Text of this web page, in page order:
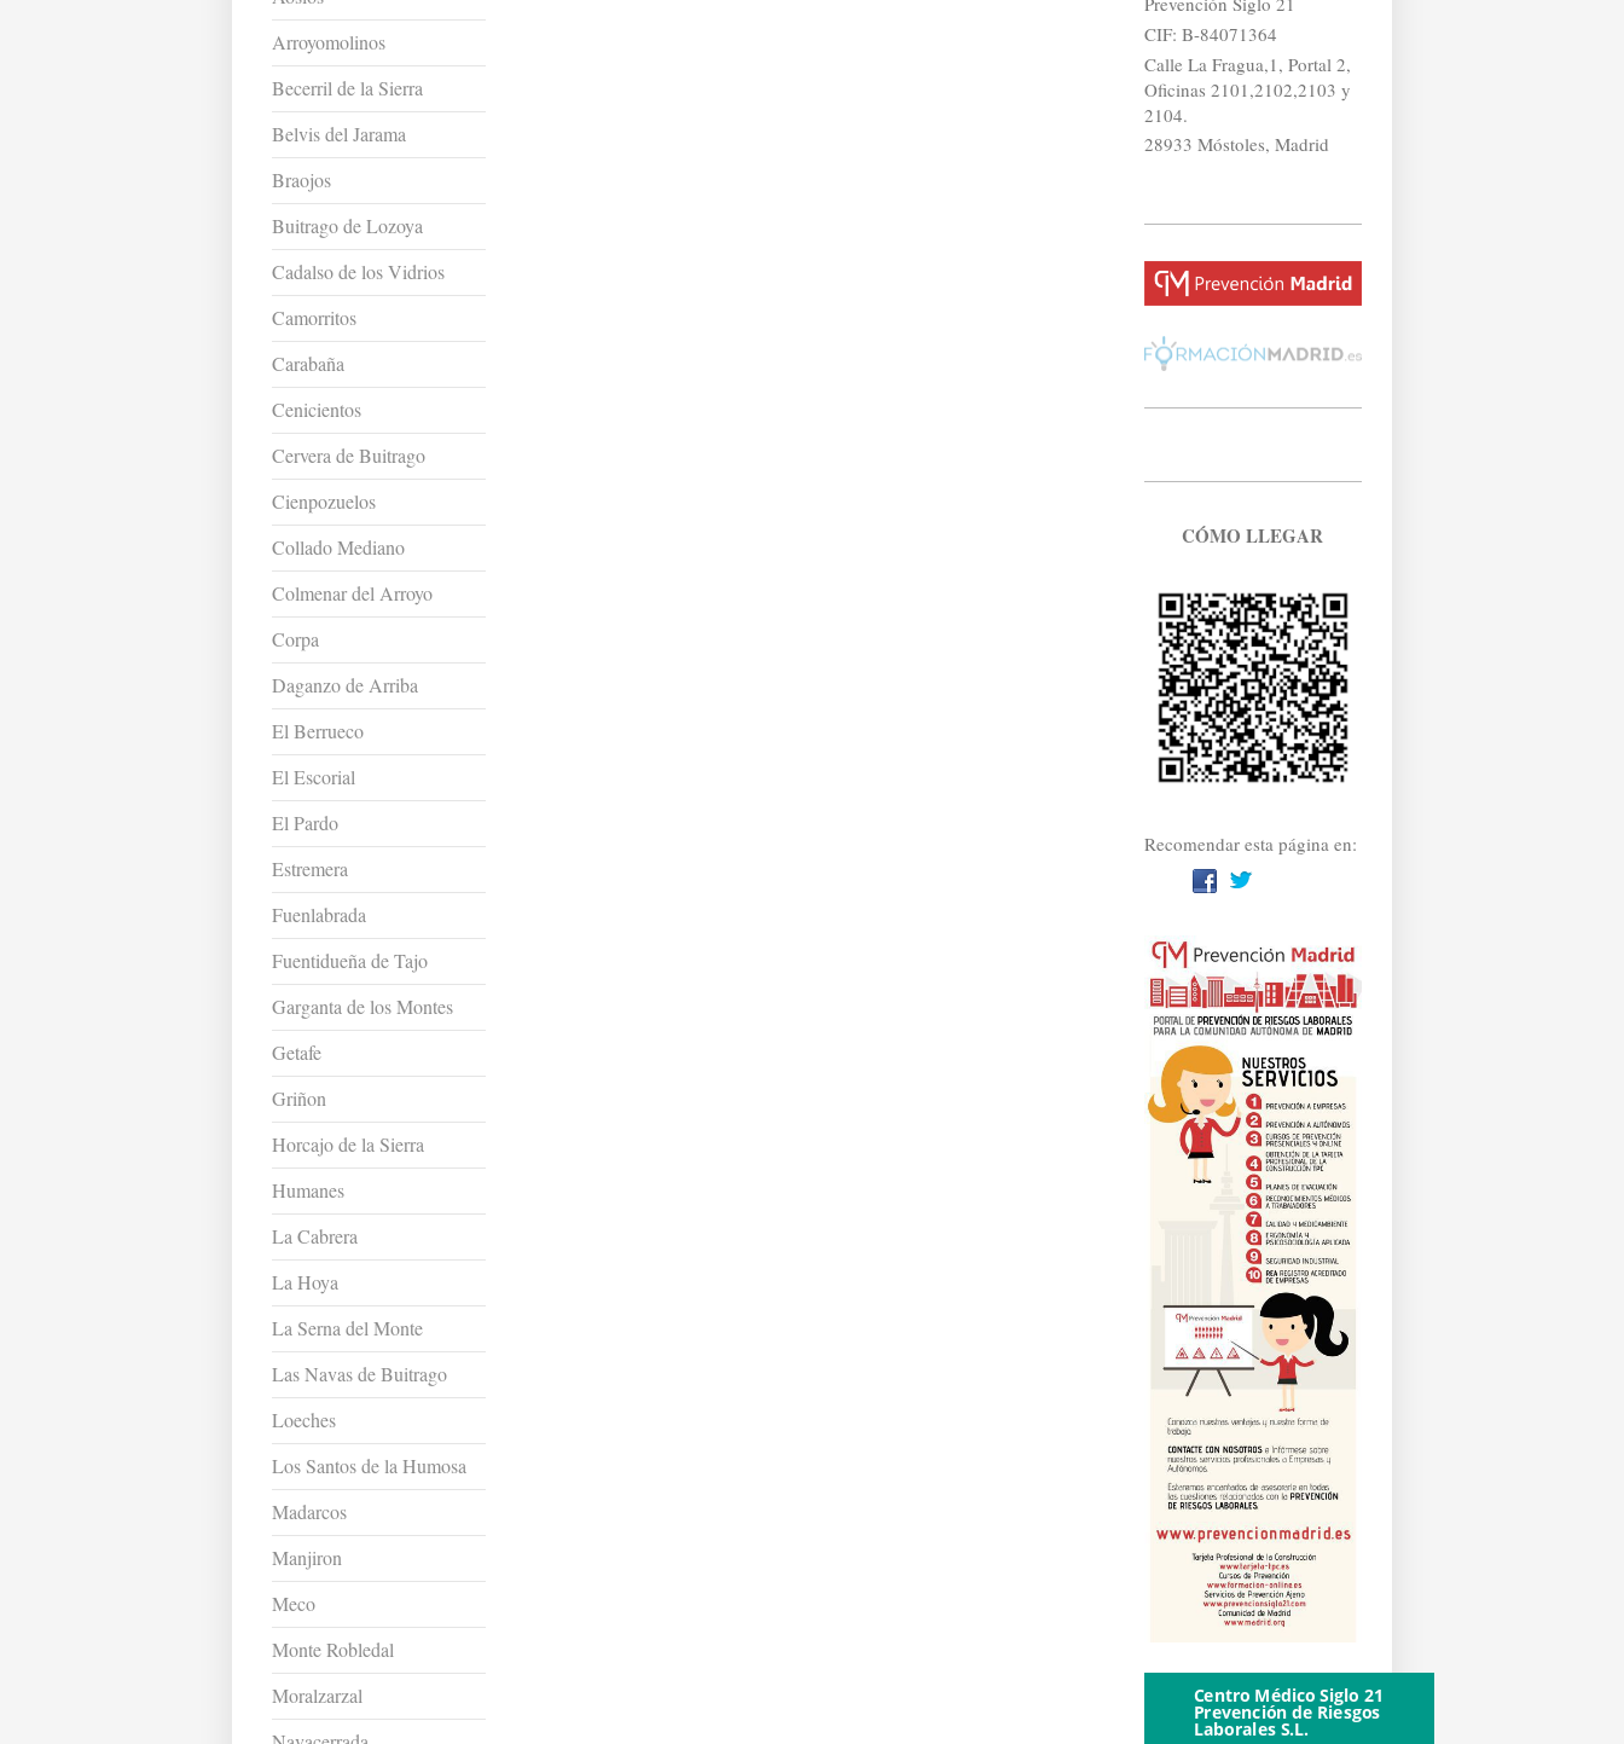
Arroyomolinos
Becerril de la Sierra
Belvis del Jarama
Braojos
Buitrago de Lozoya
Cadalso de los Vidrios
Camorritos
Carabaña
Cenicientos
Cervera de Buitrago
Cienpozuelos
Collado Mediano
Colmenar del Arroyo
Corpa
Daganzo de Arriba
El Berrueco
El Escorial
El Pardo
Estremera
Fuenlabrada
Fuentidueña de Tajo
Garganta de los Montes
Getafe
Griñon
Horcajo de la Sierra
Humanes
La Cabrera
La Hoya
La Serna del Monte
Las Navas de Buitrago
Loeches
Los Santos de la Humosa
Madarcos
Manjiron
Meco
Monte Robledal
Moralzarzal
CIF: B-84071364
Calle La Fragua,1, Portal 2,
Oficinas 2101,2102,2103 y
2104.
28933 Móstoles, Madrid
CÓMO LLEGAR
Recomendar esta página en: